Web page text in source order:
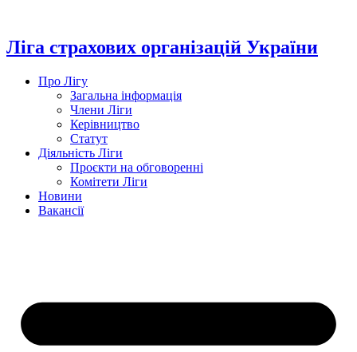
вмісту
Ліга страхових організацій України
Про Лігу
Загальна інформація
Члени Ліги
Керівництво
Статут
Діяльність Ліги
Проєкти на обговоренні
Комітети Ліги
Новини
Вакансії